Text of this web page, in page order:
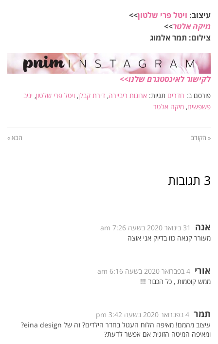
עיצוב: ויטל פרי שלטון>>
מיקה אלטר>>
צילום: תמר אלמוג
לקישור לאינסטגרם שלנו>>
פורסם ב: חדרים תגיות: ארונות ריביירה, דירת קבלן, ויטל פרי שלטון, יניב
פשפשים, מיקה אלטר
« הקודם הבא »
3 תגובות
אנה
31 בינואר 2020 בשעה 7:26 am
מעורר קנאה כזו בדיוק אני אוצה
אורי 4 בפברואר 2020 בשעה 6:16 am
ממש קוסמות , כל הכבוד !!!
תמר 4 בפברואר 2020 בשעה 3:42 pm
עיצוב מהמם! מאיפה הלוח העגול בחדר הילדים? זה של eina design?
ומאיפה המיטה הזוגית אם אפשר לדעת?